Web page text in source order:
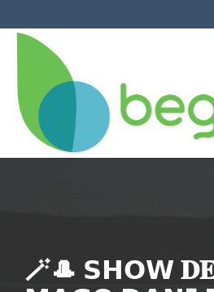
al
contenido
🪄🎩 𝗦𝗛𝗢𝗪